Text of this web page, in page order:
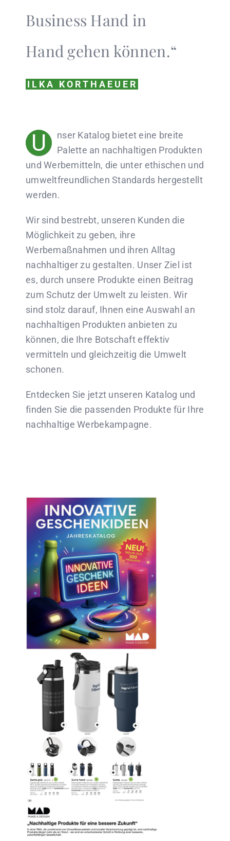
Business Hand in
Hand gehen können.“
ILKA KORTHAEUER
U
nser Katalog bietet eine breite
Palette an nachhaltigen Produkten
und Werbemitteln, die unter ethischen und
umweltfreundlichen Standards hergestellt
werden.
Wir sind bestrebt, unseren Kunden die
Möglichkeit zu geben, ihre
Werbemaßnahmen und ihren Alltag
nachhaltiger zu gestalten. Unser Ziel ist
es, durch unsere Produkte einen Beitrag
zum Schutz der Umwelt zu leisten. Wir
sind stolz darauf, Ihnen eine Auswahl an
nachhaltigen Produkten anbieten zu
können, die Ihre Botschaft effektiv
vermitteln und gleichzeitig die Umwelt
schonen.
Entdecken Sie jetzt unseren Katalog und
finden Sie die passenden Produkte für Ihre
nachhaltige Werbekampagne.